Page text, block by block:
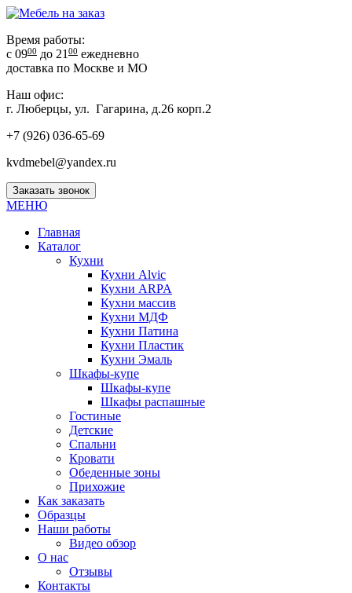
Время работы:
с 0900 до 21 00 ежедневно
доставка по Москве и МО
Наш офис:
г. Люберцы, ул. Гагарина, д.26 корп.2
+7 (926) 036-65-69
kvdmebel@yandex.ru
Заказать звонок
МЕНЮ
Главная
Каталог
Кухни
Кухни Alvic
Кухни ARPA
Кухни массив
Кухни МДФ
Кухни Патина
Кухни Пластик
Кухни Эмаль
Шкафы-купе
Шкафы-купе
Шкафы распашные
Гостиные
Детские
Спальни
Кровати
Обеденные зоны
Прихожие
Как заказать
Образцы
Наши работы
Видео обзор
О нас
Отзывы
Контакты